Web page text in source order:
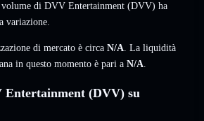
di DVV Entertainment (DVV) ha
variazione.
di mercato è circa N/A. La liquidità
in questo momento è pari a N/A.
(DVV) su